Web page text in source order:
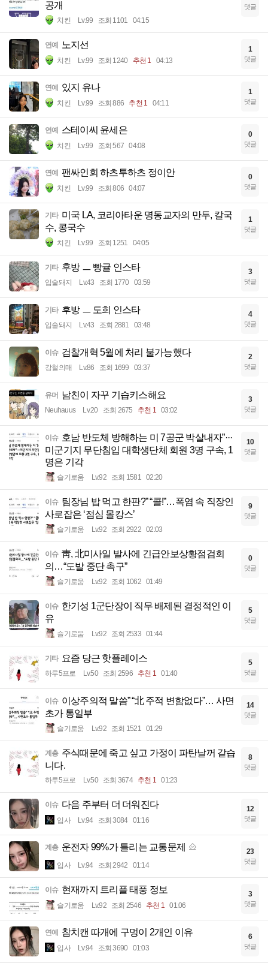
공개
치킨 Lv.99 조회 1101 04:15
댓글
연예 노지선
치킨 Lv.99 조회 1240 추천 1 04:13
1
댓글
연예 있지 유나
치킨 Lv.99 조회 886 추천 1 04:11
1
댓글
연예 스테이씨 윤세은
치킨 Lv.99 조회 567 04:08
0
댓글
연예 팬싸인회 하츠투하츠 정이안
치킨 Lv.99 조회 806 04:07
0
댓글
기타 미국 LA, 코리아타운 명동교자의 만두, 칼국
수, 콩국수
치킨 Lv.99 조회 1251 04:05
1
댓글
기타 후방 ㅡ 빵귤 인스타
입술돼지 Lv.43 조회 1770 03:59
3
댓글
기타 후방 ㅡ 도희 인스타
입술돼지 Lv.43 조회 2881 03:48
4
댓글
이슈 검찰개혁 5월에 처리 불가능했다
강철의매 Lv.86 조회 1699 03:37
2
댓글
유머 남친이 자꾸 기습키스해요
Neuhauus Lv.20 조회 2675 추천 1 03:02
3
댓글
이슈 호남 반도체 방해하는 미 7공군 박살내자”···
미군기지 무단침입 대학생단체 회원 3명 구속, 1
명은 기각
슬기로움 Lv.92 조회 1581 02:20
10
댓글
이슈 팀장님 밥 먹고 한판?” “콜!”…폭염 속 직장인
사로잡은 ‘점심 몰캉스’
슬기로움 Lv.92 조회 2922 02:03
9
댓글
이슈 靑, 北미사일 발사에 긴급안보상황점검회
의…“도발 중단 촉구”
슬기로움 Lv.92 조회 1062 01:49
0
댓글
이슈 한기성 1군단장이 직무 배제된 결정적인 이
유
슬기로움 Lv.92 조회 2533 01:44
5
댓글
기타 요즘 당근 핫플레이스
하루5프로 Lv.50 조회 2596 추천 1 01:40
5
댓글
이슈 이상주의적 말씀” “北 주적 변함없다”… 사면
초가 통일부
슬기로움 Lv.92 조회 1521 01:29
14
댓글
계층 주식때문에 죽고 싶고 가정이 파탄날꺼 같습
니다.
하루5프로 Lv.50 조회 3674 추천 1 01:23
8
댓글
이슈 다음 주부터 더 더워진다
입사 Lv.94 조회 3084 01:16
12
댓글
계층 운전자 99%가 틀리는 교통문제
입사 Lv.94 조회 2942 01:14
23
댓글
이슈 현재까지 트리플 태풍 정보
슬기로움 Lv.92 조회 2546 추천 1 01:06
3
댓글
연예 참치캔 따개에 구멍이 2개인 이유
입사 Lv.94 조회 3690 01:03
6
댓글